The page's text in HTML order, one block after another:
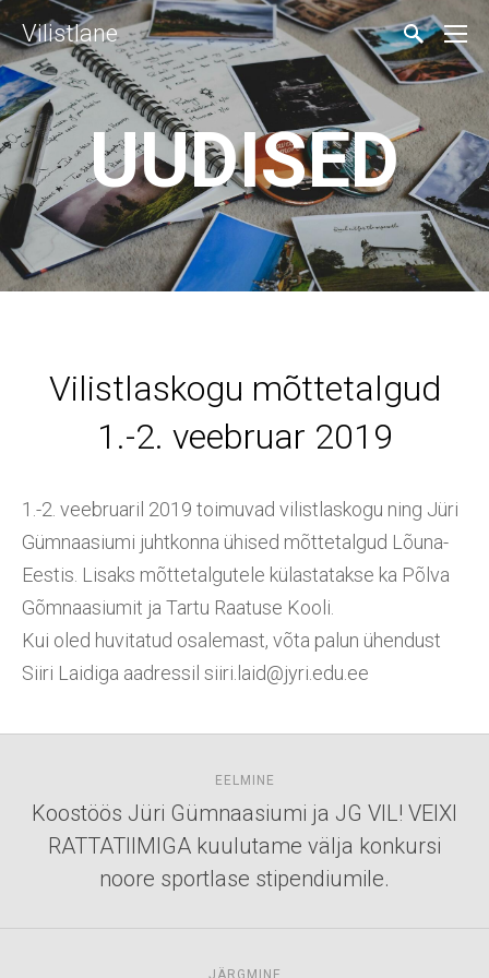
Vilistlane
UUDISED
Vilistlaskogu mõttetalgud
1.-2. veebruar 2019
1.-2. veebruaril 2019 toimuvad vilistlaskogu ning Jüri
Gümnaasiumi juhtkonna ühised mõttetalgud Lõuna-
Eestis. Lisaks mõttetalgutele külastatakse ka Põlva
Gõmnaasiumit ja Tartu Raatuse Kooli.
Kui oled huvitatud osalemast, võta palun ühendust
Siiri Laidiga aadressil siiri.laid@jyri.edu.ee
EELMINE
Koostöös Jüri Gümnaasiumi ja JG VIL! VEIXI
RATTATIIMIGA kuulutame välja konkursi
noore sportlase stipendiumile.
JÄRGMINE